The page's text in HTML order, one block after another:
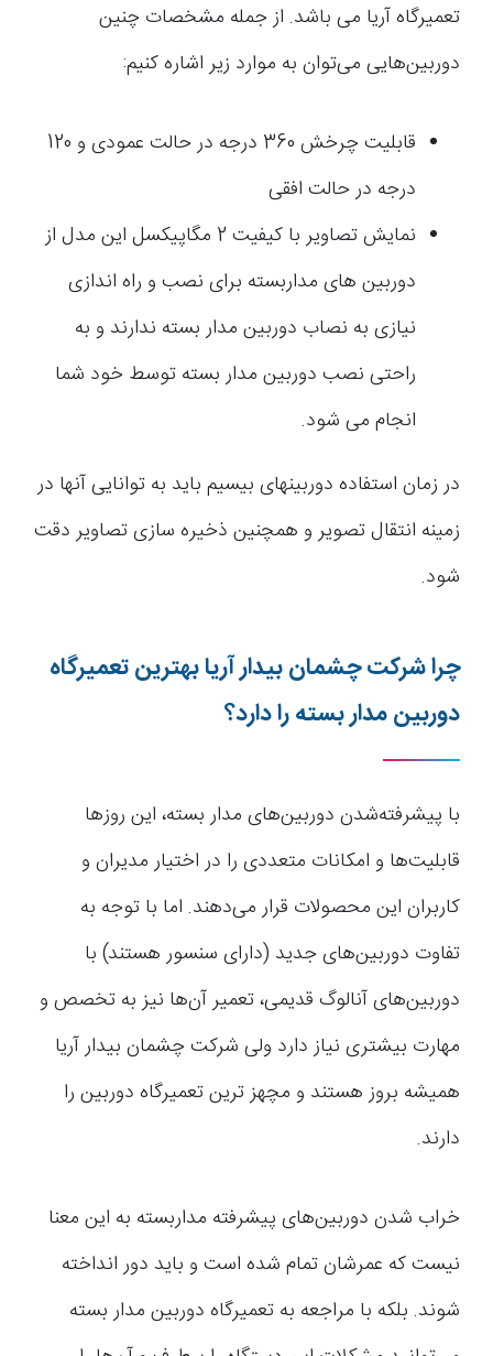
تعمیرگاه آریا می باشد. از جمله مشخصات چنین
دوربین‌هایی می‌توان به موارد زیر اشاره کنیم:
قابلیت چرخش 360 درجه در حالت عمودی و 120
درجه در حالت افقی
نمایش تصاویر با کیفیت 2 مگاپیکسل این مدل از
دوربین های مداربسته برای نصب و راه اندازی
نیازی به نصاب دوربین مدار بسته ندارند و به
راحتی نصب دوربین مدار بسته توسط خود شما
انجام می شود.
در زمان استفاده دوربینهای بیسیم باید به توانایی آنها در
زمینه انتقال تصویر و همچنین ذخیره سازی تصاویر دقت
شود.
چرا شرکت چشمان بیدار آریا بهترین تعمیرگاه
دوربین مدار بسته را دارد؟
با پیشرفته‌شدن دوربین‌های مدار بسته، این روزها
قابلیت‌ها و امکانات متعددی را در اختیار مدیران و
کاربران این محصولات قرار می‌دهند. اما با توجه به
تفاوت دوربین‌های جدید (دارای سنسور هستند) با
دوربین‌های آنالوگ قدیمی، تعمیر آن‌ها نیز به تخصص و
مهارت بیشتری نیاز دارد ولی شرکت چشمان بیدار آریا
همیشه بروز هستند و مچهز ترین تعمیرگاه دوربین را
دارند.
خراب شدن دوربین‌های پیشرفته مداربسته به این معنا
نیست که عمرشان تمام شده است و باید دور انداخته
شوند. بلکه با مراجعه به تعمیرگاه دوربین مدار بسته